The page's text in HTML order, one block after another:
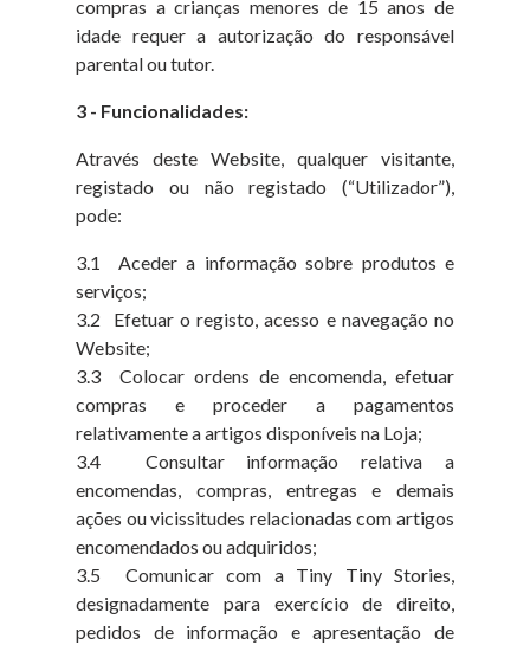
compras a crianças menores de 15 anos de
idade requer a autorização do responsável
parental ou tutor.
3 - Funcionalidades:
Através deste Website, qualquer visitante,
registado ou não registado (“Utilizador”),
pode:
3.1 Aceder a informação sobre produtos e
serviços;
3.2 Efetuar o registo, acesso e navegação no
Website;
3.3 Colocar ordens de encomenda, efetuar
compras e proceder a pagamentos
relativamente a artigos disponíveis na Loja;
3.4 Consultar informação relativa a
encomendas, compras, entregas e demais
ações ou vicissitudes relacionadas com artigos
encomendados ou adquiridos;
3.5 Comunicar com a Tiny Tiny Stories,
designadamente para exercício de direito,
pedidos de informação e apresentação de